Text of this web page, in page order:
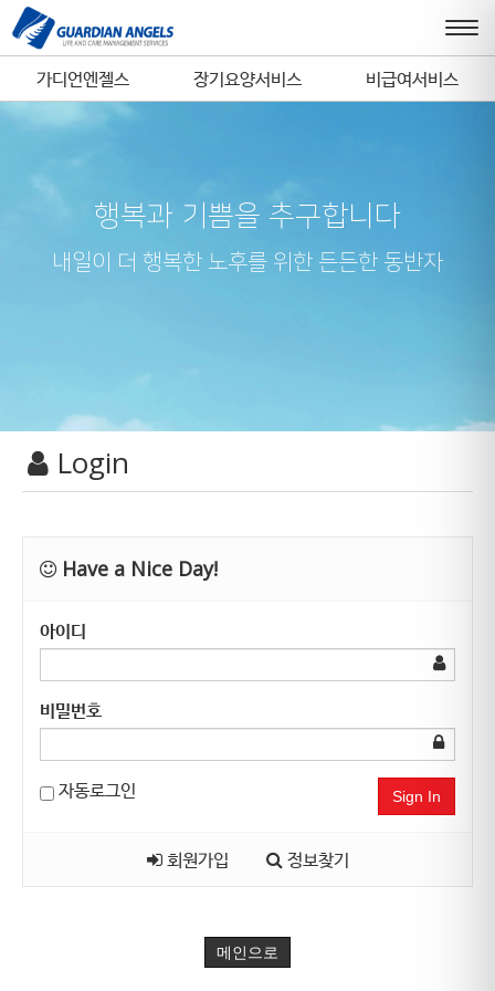
가디언엔젤스 장기요양서비스 비급여서비스
행복과 기쁨을 추구합니다
내일이 더 행복한 노후를 위한 든든한 동반자
Login
Have a Nice Day!
아이디
비밀번호
자동로그인 Sign In
회원가입 정보찾기
메인으로